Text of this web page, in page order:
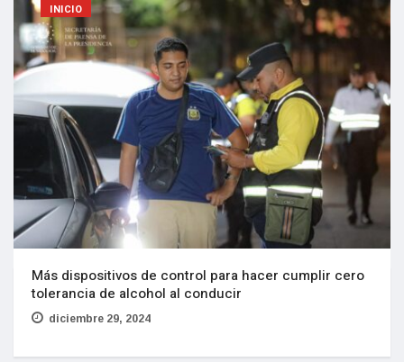
INICIO
Más dispositivos de control para hacer cumplir cero
tolerancia de alcohol al conducir
diciembre 29, 2024